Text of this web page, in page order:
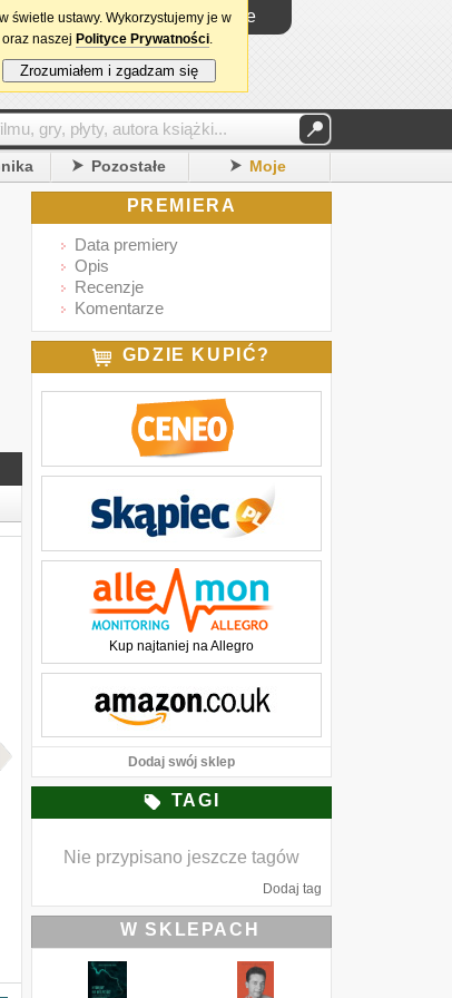
Logowanie
Pozostałe Moje
PREMIERA
Data premiery
Opis
Recenzje
Komentarze
GDZIE KUPIĆ?
Kup najtaniej na Allegro
Dodaj swój sklep
TAGI
Nie przypisano jeszcze tagów
Dodaj tag
W SKLEPACH
świetle ustawy. Wykorzystujemy je w
oraz naszej Polityce Prywatności.
Zrozumiałem i zgadzam się